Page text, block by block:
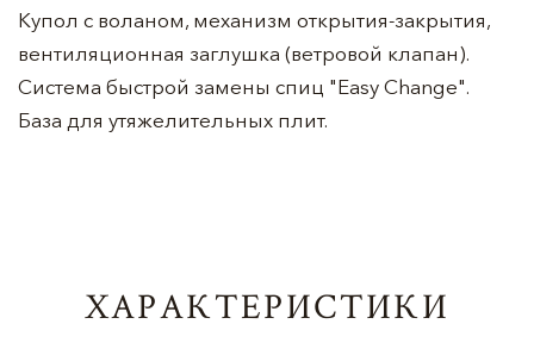
Купол с воланом, механизм открытия-закрытия,
вентиляционная заглушка (ветровой клапан).
Система быстрой замены спиц "Easy Change".
База для утяжелительных плит.
ХАРАКТЕРИСТИКИ